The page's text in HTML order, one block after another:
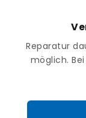
Reparatur
möglich.